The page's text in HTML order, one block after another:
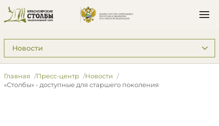
Подразделы: Пресс-центр
Главная Пресс-центр
Новости
«Столбы» - доступные для старшего поколения